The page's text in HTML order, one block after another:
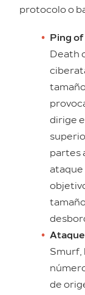
protocolo o
Ping
Death
dirige
partes
ataque
Smurf,
de